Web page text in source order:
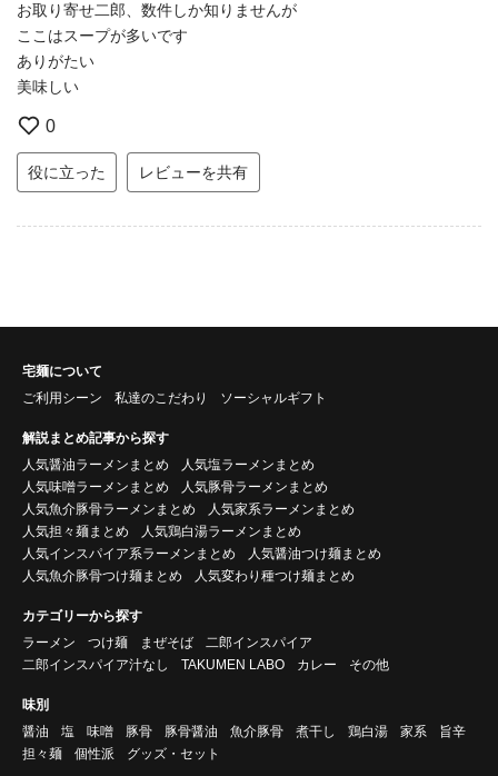
お取り寄せ二郎、数件しか知りませんが
ここはスープが多いです
ありがたい
美味しい
0
役に立った レビューを共有
宅麺について
ご利用シーン
私達のこだわり ソーシャルギフト
解説まとめ記事から探す
人気醤油ラーメンまとめ
人気塩ラーメンまとめ
人気味噌ラーメンまとめ
人気豚骨ラーメンまとめ
人気魚介豚骨ラーメンまとめ
人気家系ラーメンまとめ
人気担々麺まとめ
人気鶏白湯ラーメンまとめ
人気インスパイア系ラーメンまとめ
人気醤油つけ麺まとめ
人気魚介豚骨つけ麺まとめ
人気変わり種つけ麺まとめ
カテゴリーから探す
ラーメン
つけ麺 まぜそば
二郎インスパイア
二郎インスパイア汁なし
TAKUMEN LABO カレー その他
味別
醤油
塩 味噌 豚骨 豚骨醤油 魚介豚骨 煮干し 鶏白湯 家系
旨辛
担々麺
個性派 グッズ・セット